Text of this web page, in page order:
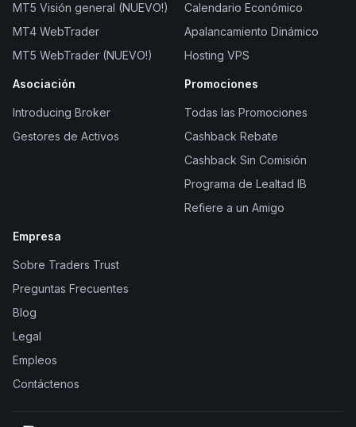
MT5 Visión general (NUEVO!)
MT4 WebTrader
MT5 WebTrader (NUEVO!)
Calendario Económico
Apalancamiento Dinámico
Hosting VPS
Asociación
Introducing Broker
Gestores de Activos
Promociones
Todas las Promociones
Cashback Rebate
Cashback Sin Comisión
Programa de Lealtad IB
Refiere a un Amigo
Empresa
Sobre Traders Trust
Preguntas Frecuentes
Blog
Legal
Empleos
Contáctenos